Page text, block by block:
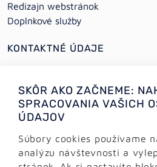
Redizajn webstránok
Doplnkové služby
KONTAKTNÉ ÚDAJE
+421 (0) 948 950 704
Informácie:
info@alejtech.eu
Zákaznícka podpora:
SKÔR AKO ZAČNEME:
SPRACOVANIA VAŠICH
ÚDAJOV
Súbory cookies používame
analýzu návštevnosti a